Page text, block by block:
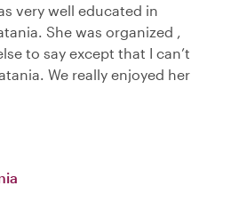
very well educated in
She was organized ,
to say except that I can’t
We really enjoyed her